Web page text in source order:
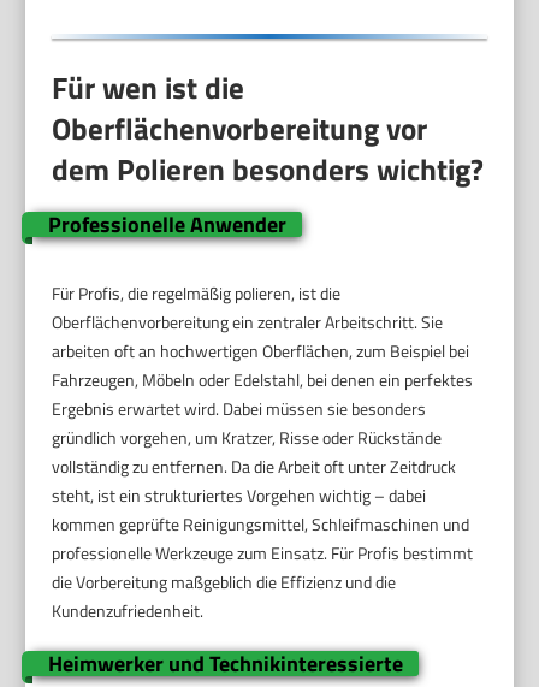
Für wen ist die
Oberflächenvorbereitung vor
dem Polieren besonders wichtig?
Professionelle Anwender
Für Profis, die regelmäßig polieren, ist die
Oberflächenvorbereitung ein zentraler Arbeitschritt. Sie
arbeiten oft an hochwertigen Oberflächen, zum Beispiel bei
Fahrzeugen, Möbeln oder Edelstahl, bei denen ein perfektes
Ergebnis erwartet wird. Dabei müssen sie besonders
gründlich vorgehen, um Kratzer, Risse oder Rückstände
vollständig zu entfernen. Da die Arbeit oft unter Zeitdruck
steht, ist ein strukturiertes Vorgehen wichtig – dabei
kommen geprüfte Reinigungsmittel, Schleifmaschinen und
professionelle Werkzeuge zum Einsatz. Für Profis bestimmt
die Vorbereitung maßgeblich die Effizienz und die
Kundenzufriedenheit.
Heimwerker und Technikinteressierte